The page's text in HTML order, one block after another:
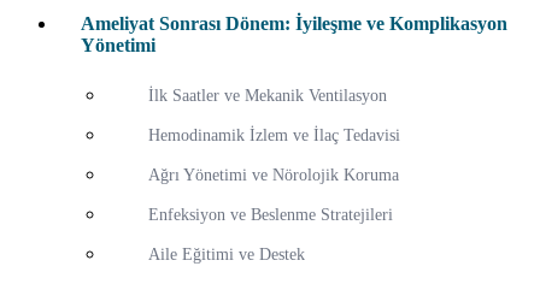
Ameliyat Sonrası Dönem: İyileşme ve Komplikasyon
Yönetimi
İlk Saatler ve Mekanik Ventilasyon
Hemodinamik İzlem ve İlaç Tedavisi
Ağrı Yönetimi ve Nörolojik Koruma
Enfeksiyon ve Beslenme Stratejileri
Aile Eğitimi ve Destek